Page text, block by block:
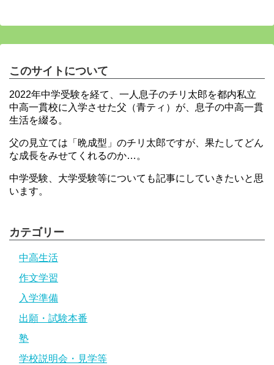
このサイトについて
2022年中学受験を経て、一人息子のチリ太郎を都内私立
中高一貫校に入学させた父（青ティ）が、息子の中高一貫
生活を綴る。
父の見立ては「晩成型」のチリ太郎ですが、果たしてどん
な成長をみせてくれるのか…。
中学受験、大学受験等についても記事にしていきたいと思
います。
カテゴリー
中高生活
作文学習
入学準備
出願・試験本番
塾
学校説明会・見学等